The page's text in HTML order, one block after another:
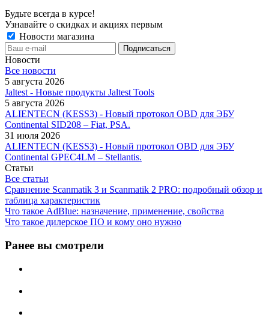
Будьте всегда в курсе!
Узнавайте о скидках и акциях первым
Новости магазина
Новости
Все новости
5 августа 2026
Jaltest - Новые продукты Jaltest Tools
5 августа 2026
ALIENTECN (KESS3) - Новый протокол OBD для ЭБУ
Continental SID208 – Fiat, PSA.
31 июля 2026
ALIENTECN (KESS3) - Новый протокол OBD для ЭБУ
Continental GPEC4LM – Stellantis.
Статьи
Все статьи
Сравнение Scanmatik 3 и Scanmatik 2 PRO: подробный обзор и
таблица характеристик
Что такое AdBlue: назначение, применение, свойства
Что такое дилерское ПО и кому оно нужно
Ранее вы смотрели